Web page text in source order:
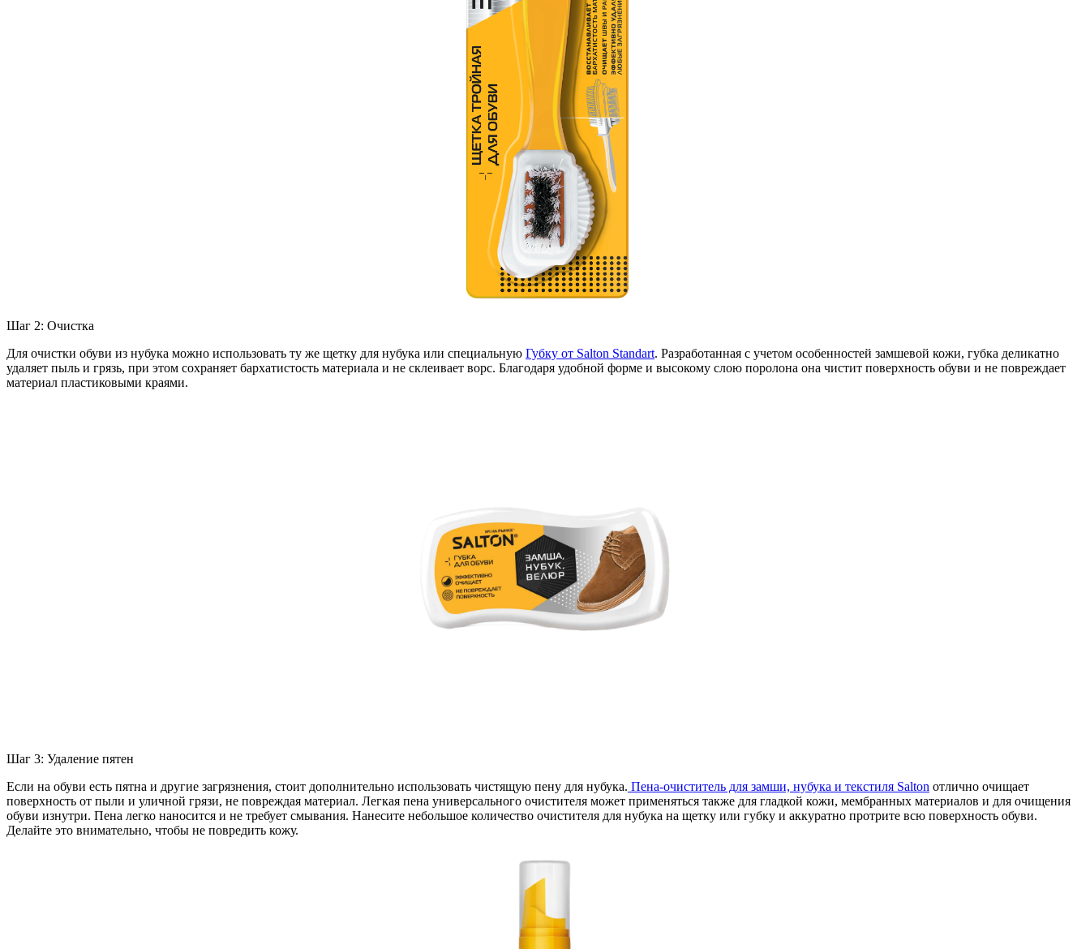
Шаг 2: Очистка
Для очистки обуви из нубука можно использовать ту же щетку для нубука или специальную Губку от Salton Standart. Разработанная с учетом особенностей замшевой кожи, губка деликатно
удаляет пыль и грязь, при этом сохраняет бархатистость материала и не склеивает ворс. Благодаря удобной форме и высокому слою поролона она чистит поверхность обуви и не повреждает
материал пластиковыми краями.
Шаг 3: Удаление пятен
Если на обуви есть пятна и другие загрязнения, стоит дополнительно использовать чистящую пену для нубука. Пена-очиститель для замши, нубука и текстиля Salton отлично очищает
поверхность от пыли и уличной грязи, не повреждая материал. Легкая пена универсального очистителя может применяться также для гладкой кожи, мембранных материалов и для очищения
обуви изнутри. Пена легко наносится и не требует смывания. Нанесите небольшое количество очистителя для нубука на щетку или губку и аккуратно протрите всю поверхность обуви.
Делайте это внимательно, чтобы не повредить кожу.